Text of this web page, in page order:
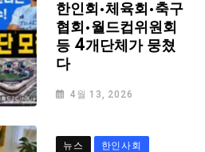
한인회·체육회·축구
협회·월드컵위원회
등 4개단체가 뭉쳤
다
4월 13, 2026
뉴스 한인사회